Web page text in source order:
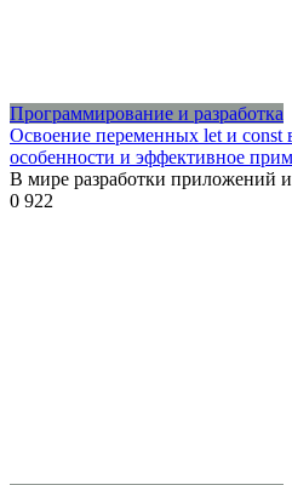
Программирование и разработка
Освоение переменных let и
особенности и эффективное
В мире разработки приложений
0 922